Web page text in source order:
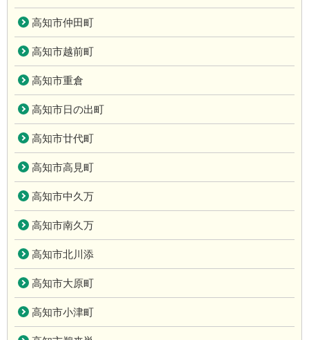
高知市仲田町
高知市越前町
高知市重倉
高知市日の出町
高知市廿代町
高知市高見町
高知市中久万
高知市南久万
高知市北川添
高知市大原町
高知市小津町